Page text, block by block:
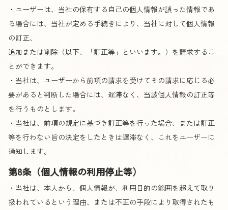
・ユーザーは、当社の保有する自己の個人情報が誤った情報であ
る場合には、当社が定める手続きにより、当社に対して個人情報
の訂正、
追加または削除（以下、「訂正等」といいます。）を請求するこ
とができます。
・当社は、ユーザーから前項の請求を受けてその請求に応じる必
要があると判断した場合には、遅滞なく、当該個人情報の訂正等
を行うものとします。
・当社は、前項の規定に基づき訂正等を行った場合、または訂正
等を行わない旨の決定をしたときは遅滞なく、これをユーザーに
通知します。
第8条（個人情報の利用停止等）
・当社は、本人から、個人情報が、利用目的の範囲を超えて取り
扱われているという理由、または不正の手段により取得されたも